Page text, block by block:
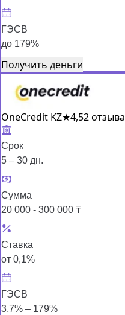
ГЭСВ
до 179%
Получить деньги
OneCredit KZ★4,52 отзыва
Срок
5 – 30 дн.
Сумма
20 000 - 300 000 ₸
Ставка
от 0,1%
ГЭСВ
3,7% – 179%